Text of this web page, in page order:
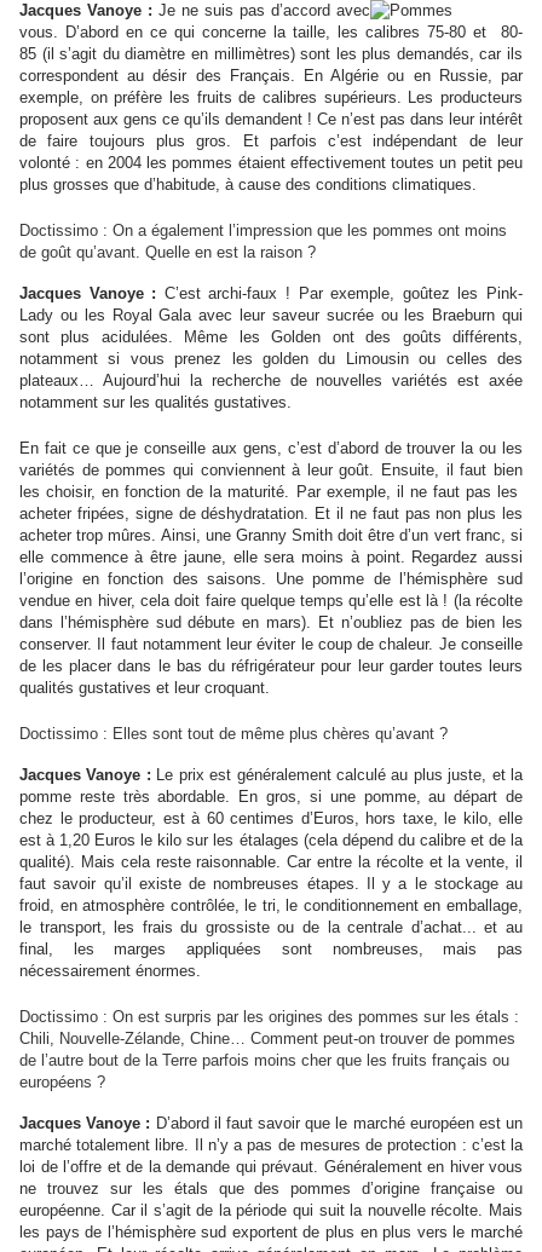
Jacques Vanoye : Je ne suis pas d’accord avec
vous. D’abord en ce qui concerne la taille, les calibres 75-80 et 80-
85 (il s’agit du diamètre en millimètres) sont les plus demandés, car ils
correspondent au désir des Français. En Algérie ou en Russie, par
exemple, on préfère les fruits de calibres supérieurs. Les producteurs
proposent aux gens ce qu’ils demandent ! Ce n’est pas dans leur intérêt
de faire toujours plus gros. Et parfois c’est indépendant de leur
volonté : en 2004 les pommes étaient effectivement toutes un petit peu
plus grosses que d’habitude, à cause des conditions climatiques.
Doctissimo : On a également l’impression que les pommes ont moins
de goût qu’avant. Quelle en est la raison ?
Jacques Vanoye : C’est archi-faux ! Par exemple, goûtez les Pink-
Lady ou les Royal Gala avec leur saveur sucrée ou les Braeburn qui
sont plus acidulées. Même les Golden ont des goûts différents,
notamment si vous prenez les golden du Limousin ou celles des
plateaux… Aujourd’hui la recherche de nouvelles variétés est axée
notamment sur les qualités gustatives.
En fait ce que je conseille aux gens, c’est d’abord de trouver la ou les
variétés de pommes qui conviennent à leur goût. Ensuite, il faut bien
les choisir, en fonction de la maturité. Par exemple, il ne faut pas les
acheter fripées, signe de déshydratation. Et il ne faut pas non plus les
acheter trop mûres. Ainsi, une Granny Smith doit être d’un vert franc, si
elle commence à être jaune, elle sera moins à point. Regardez aussi
l’origine en fonction des saisons. Une pomme de l’hémisphère sud
vendue en hiver, cela doit faire quelque temps qu’elle est là ! (la récolte
dans l’hémisphère sud débute en mars). Et n’oubliez pas de bien les
conserver. Il faut notamment leur éviter le coup de chaleur. Je conseille
de les placer dans le bas du réfrigérateur pour leur garder toutes leurs
qualités gustatives et leur croquant.
Doctissimo : Elles sont tout de même plus chères qu’avant ?
Jacques Vanoye : Le prix est généralement calculé au plus juste, et la
pomme reste très abordable. En gros, si une pomme, au départ de
chez le producteur, est à 60 centimes d’Euros, hors taxe, le kilo, elle
est à 1,20 Euros le kilo sur les étalages (cela dépend du calibre et de la
qualité). Mais cela reste raisonnable. Car entre la récolte et la vente, il
faut savoir qu’il existe de nombreuses étapes. Il y a le stockage au
froid, en atmosphère contrôlée, le tri, le conditionnement en emballage,
le transport, les frais du grossiste ou de la centrale d’achat... et au
final, les marges appliquées sont nombreuses, mais pas
nécessairement énormes.
Doctissimo : On est surpris par les origines des pommes sur les étals :
Chili, Nouvelle-Zélande, Chine… Comment peut-on trouver de pommes
de l’autre bout de la Terre parfois moins cher que les fruits français ou
européens ?
Jacques Vanoye : D’abord il faut savoir que le marché européen est un
marché totalement libre. Il n’y a pas de mesures de protection : c’est la
loi de l’offre et de la demande qui prévaut. Généralement en hiver vous
ne trouvez sur les étals que des pommes d’origine française ou
européenne. Car il s’agit de la période qui suit la nouvelle récolte. Mais
les pays de l’hémisphère sud exportent de plus en plus vers le marché